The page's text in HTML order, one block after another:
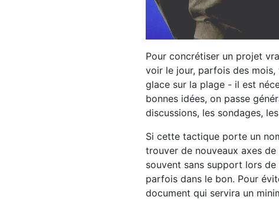
Pour concrétiser un projet
voir le jour, parfois des mois,
glace sur la plage - il est
bonnes idées, on passe
discussions, les sondages,
Si cette tactique porte un
trouver de nouveaux axes de
souvent sans support lors
parfois dans le bon. Pour
document qui servira un